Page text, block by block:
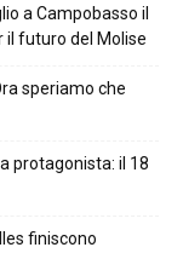
a Campobasso il
il futuro del Molise
speriamo che
protagonista: il 18
finiscono